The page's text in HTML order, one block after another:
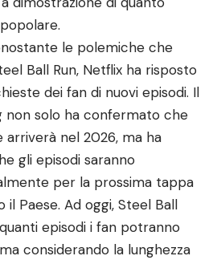
le polemiche che
Ball Run, Netflix ha risposto
dei fan di nuovi episodi. Il
non solo ha confermato che
arriverà nel 2026, ma ha
gli episodi saranno
per la prossima tappa
Paese. Ad oggi, Steel Ball
episodi i fan potranno
considerando la lunghezza